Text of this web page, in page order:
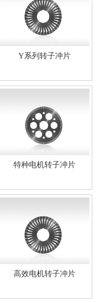
Y系列转子冲片
特种电机转子冲片
高效电机转子冲片